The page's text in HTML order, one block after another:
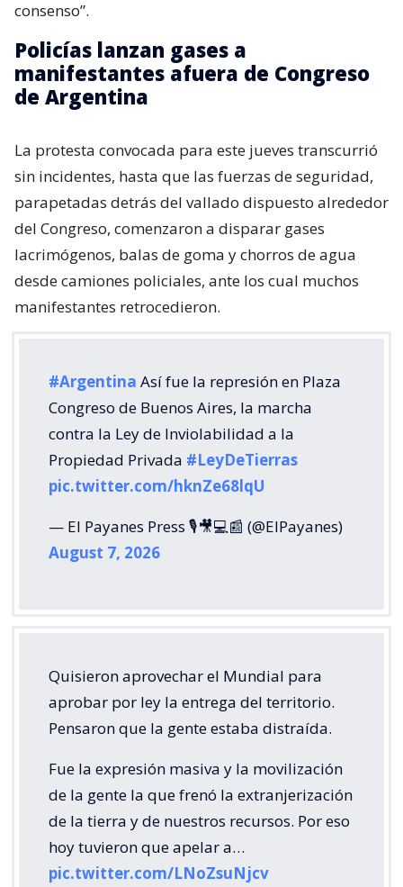
consenso”.
Policías lanzan gases a
manifestantes afuera de Congreso
de Argentina
La protesta convocada para este jueves transcurrió
sin incidentes, hasta que las fuerzas de seguridad,
parapetadas detrás del vallado dispuesto alrededor
del Congreso, comenzaron a disparar gases
lacrimógenos, balas de goma y chorros de agua
desde camiones policiales, ante los cual muchos
manifestantes retrocedieron.
#Argentina Así fue la represión en Plaza
Congreso de Buenos Aires, la marcha
contra la Ley de Inviolabilidad a la
Propiedad Privada #LeyDeTierras
pic.twitter.com/hknZe68lqU
— El Payanes Press 🎙️🎥💻📰 (@ElPayanes)
August 7, 2026
Quisieron aprovechar el Mundial para
aprobar por ley la entrega del territorio.
Pensaron que la gente estaba distraída.
Fue la expresión masiva y la movilización
de la gente la que frenó la extranjerización
de la tierra y de nuestros recursos. Por eso
hoy tuvieron que apelar a…
pic.twitter.com/LNoZsuNjcv